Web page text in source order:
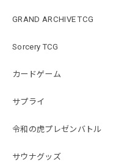
GRAND ARCHIVE TCG
Sorcery TCG
カードゲーム
サプライ
令和の虎プレゼンバトル
サウナグッズ